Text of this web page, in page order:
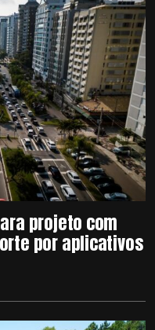
projeto com
por aplicativos